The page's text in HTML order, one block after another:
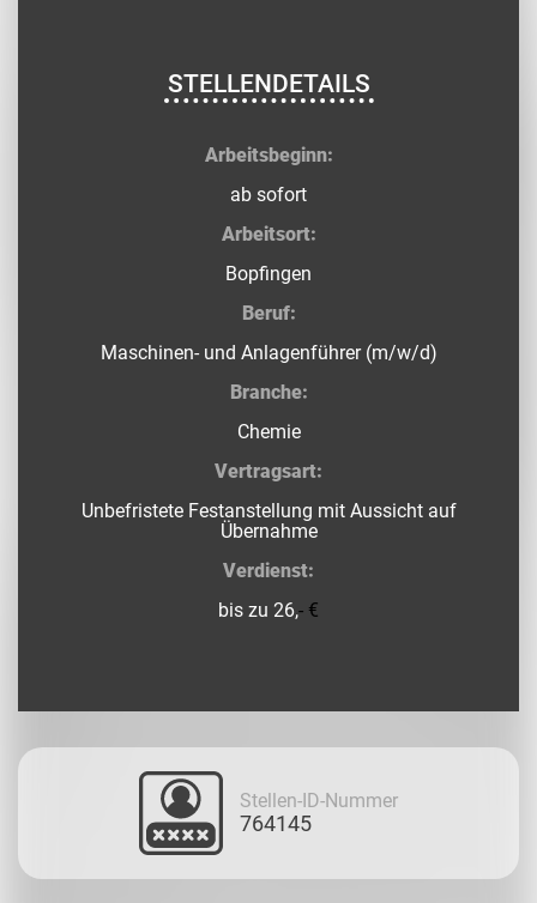
STELLENDETAILS
Arbeitsbeginn:
ab sofort
Arbeitsort:
Bopfingen
Beruf:
Maschinen- und Anlagenführer (m/w/d)
Branche:
Chemie
Vertragsart:
Unbefristete Festanstellung mit Aussicht auf
Übernahme
Verdienst:
bis zu 26,- €
Stellen-ID-Nummer
764145